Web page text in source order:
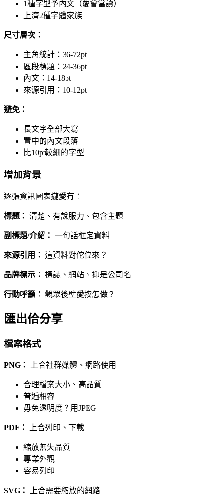
1種字型予內文（愛會當讀）
上濟2種字體家族
尺寸層次：
主角統計：36-72pt
區段標題：24-36pt
內文：14-18pt
來源引用：10-12pt
避免：
長文字全部大寫
置中的內文段落
比10pt較細的字型
增加背景
逐張資訊圖表攏愛有：
標題： 清楚、有說服力、包含主題
副標題/介紹： 一句話框定資料
來源引用： 這資料對佗位來？
品牌標示： 標誌、網站、抑是公司名
行動呼籲： 觀眾後壁愛按怎做？
匯出佮分享
檔案格式
PNG： 上合社群媒體、網路使用
合理檔案大小、高品質
普遍相容
毋免透明度？用JPEG
PDF： 上合列印、下載
縮放無失品質
專業外觀
容易列印
SVG： 上合需要縮放的網路